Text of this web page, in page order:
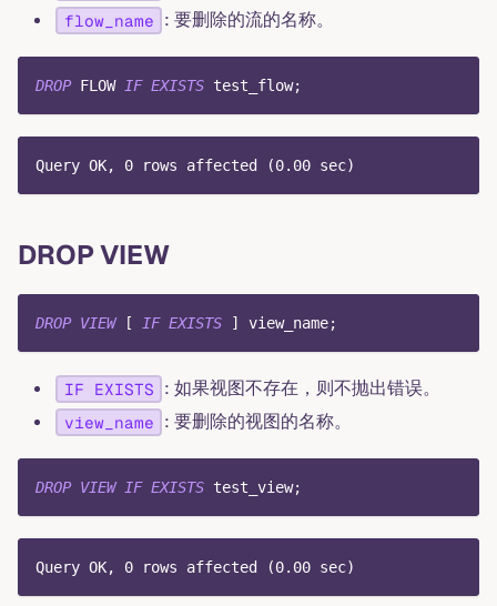
flow_name : 要删除的流的名称。
DROP FLOW IF EXISTS test_flow;
Query OK, 0 rows affected (0.00 sec)
DROP VIEW
DROP VIEW [ IF EXISTS ] view_name;
IF EXISTS : 如果视图不存在，则不抛出错误。
view_name : 要删除的视图的名称。
DROP VIEW IF EXISTS test_view;
Query OK, 0 rows affected (0.00 sec)